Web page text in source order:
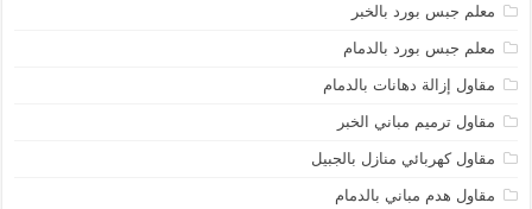
معلم جبس بورد بالخبر
معلم جبس بورد بالدمام
مقاول إزالة دهانات بالدمام
مقاول ترميم مباني الخبر
مقاول كهربائي منازل بالجبيل
مقاول هدم مباني بالدمام